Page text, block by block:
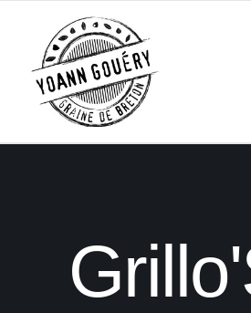
contenu